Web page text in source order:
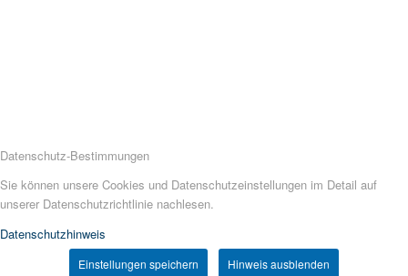
Datenschutz-Bestimmungen
Sie können unsere Cookies und Datenschutzeinstellungen im Detail auf
unserer Datenschutzrichtlinie nachlesen.
Datenschutzhinweis
Einstellungen speichern Hinweis ausblenden